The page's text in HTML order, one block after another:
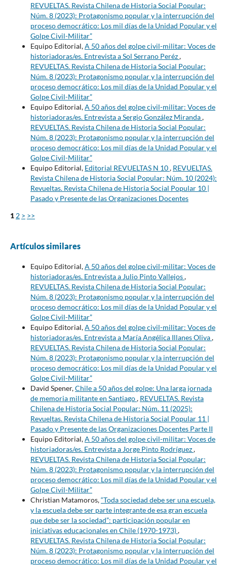
REVUELTAS. Revista Chilena de Historia Social Popular:
Núm. 8 (2023): Protagonismo popular y la interrupción del
proceso democrático: Los mil días de la Unidad Popular y el
Golpe Civil-Militar”
Equipo Editorial,A 50 años del golpe civil-militar: Voces de
historiadoras/es. Entrevista a Sol Serrano Peréz,
REVUELTAS. Revista Chilena de Historia Social Popular:
Núm. 8 (2023): Protagonismo popular y la interrupción del
proceso democrático: Los mil días de la Unidad Popular y el
Golpe Civil-Militar”
Equipo Editorial,A 50 años del golpe civil-militar: Voces de
historiadoras/es. Entrevista a Sergio González Miranda,
REVUELTAS. Revista Chilena de Historia Social Popular:
Núm. 8 (2023): Protagonismo popular y la interrupción del
proceso democrático: Los mil días de la Unidad Popular y el
Golpe Civil-Militar”
Equipo Editorial, Editorial REVUELTAS N 10, REVUELTAS.
Revista Chilena de Historia Social Popular: Núm. 10 (2024):
Revueltas. Revista Chilena de Historia Social Popular 10 |
Pasado y Presente de las Organizaciones Docentes
1 2 > >>
Artículos similares
Equipo Editorial,A 50 años del golpe civil-militar: Voces de
historiadoras/es. Entrevista a Julio Pinto Vallejos,
REVUELTAS. Revista Chilena de Historia Social Popular:
Núm. 8 (2023): Protagonismo popular y la interrupción del
proceso democrático: Los mil días de la Unidad Popular y el
Golpe Civil-Militar”
Equipo Editorial,A 50 años del golpe civil-militar: Voces de
historiadoras/es. Entrevista a María Angélica Illanes Oliva,
REVUELTAS. Revista Chilena de Historia Social Popular:
Núm. 8 (2023): Protagonismo popular y la interrupción del
proceso democrático: Los mil días de la Unidad Popular y el
Golpe Civil-Militar”
David Spener,Chile a 50 años del golpe: Una larga jornada
de memoria militante en Santiago, REVUELTAS. Revista
Chilena de Historia Social Popular: Núm. 11 (2025):
Revueltas. Revista Chilena de Historia Social Popular 11 |
Pasado y Presente de las Organizaciones Docentes Parte II
Equipo Editorial,A 50 años del golpe civil-militar: Voces de
historiadoras/es. Entrevista a Jorge Pinto Rodríguez,
REVUELTAS. Revista Chilena de Historia Social Popular:
Núm. 8 (2023): Protagonismo popular y la interrupción del
proceso democrático: Los mil días de la Unidad Popular y el
Golpe Civil-Militar”
Christian Matamoros,“Toda sociedad debe ser una escuela,
y la escuela debe ser parte integrante de esa gran escuela
que debe ser la sociedad”: participación popular en
iniciativas educacionales en Chile (1970-1973),
REVUELTAS. Revista Chilena de Historia Social Popular:
Núm. 8 (2023): Protagonismo popular y la interrupción del
proceso democrático: Los mil días de la Unidad Popular y el